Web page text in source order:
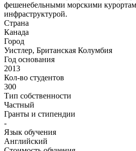
фешенебельными морскими
инфраструктурой.
Страна
Канада
Город
Уистлер, Британская Колумбия
Год основания
2013
Кол-во студентов
300
Тип собственности
Частный
Гранты и стипендии
-
Язык обучения
Английский